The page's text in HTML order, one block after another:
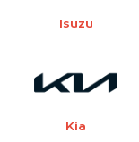
Isuzu
Kia